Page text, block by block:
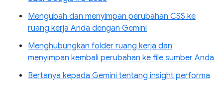
Mengubah dan menyimpan perubahan CSS ke
ruang kerja Anda dengan Gemini
Menghubungkan folder ruang kerja dan
menyimpan kembali perubahan ke file sumber Anda
Bertanya kepada Gemini tentang insight performa